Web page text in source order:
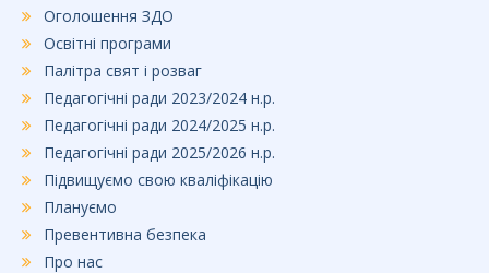
Оголошення ЗДО
Освітні програми
Палітра свят і розваг
Педагогічні ради 2023/2024 н.р.
Педагогічні ради 2024/2025 н.р.
Педагогічні ради 2025/2026 н.р.
Підвищуємо свою кваліфікацію
Плануємо
Превентивна безпека
Про нас